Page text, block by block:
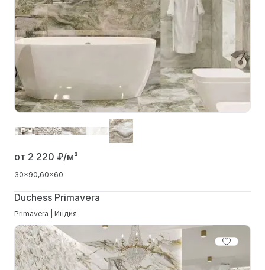
от 2 220 ₽/м²
30x90 60x60
Duchess Primavera
Primavera | Индия